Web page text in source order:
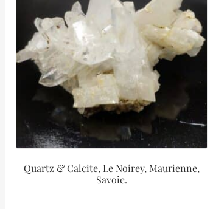
Quartz & Calcite, Le Noirey, Maurienne,
Savoie.